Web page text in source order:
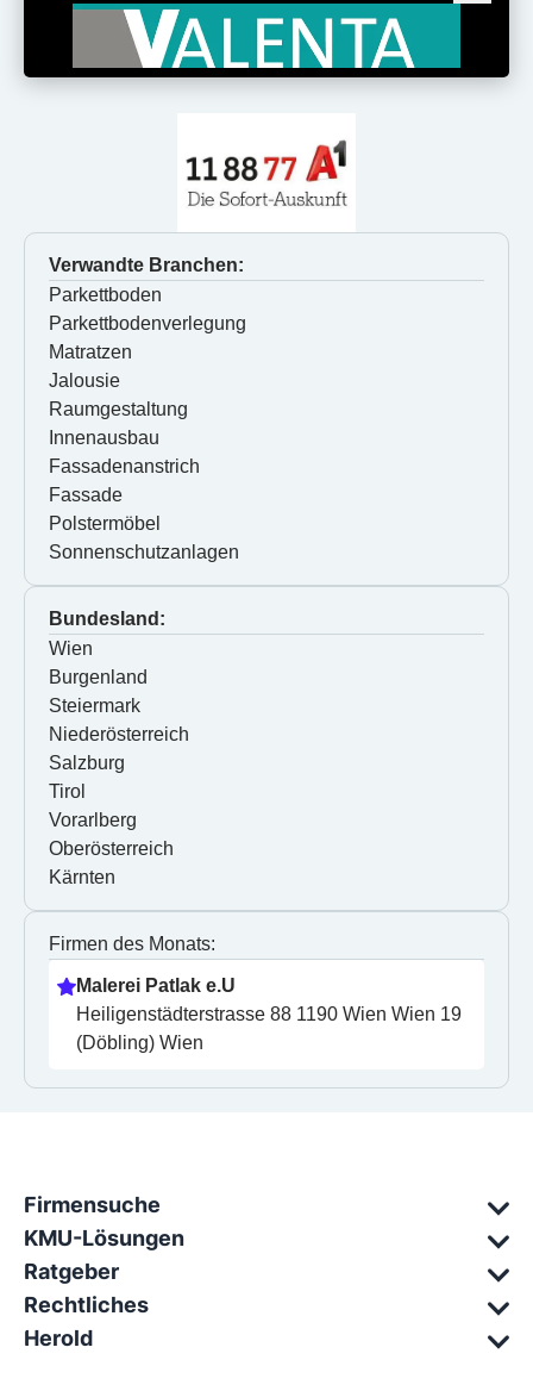
Verwandte Branchen:
Parkettboden
Parkettbodenverlegung
Matratzen
Jalousie
Raumgestaltung
Innenausbau
Fassadenanstrich
Fassade
Polstermöbel
Sonnenschutzanlagen
Bundesland:
Wien
Burgenland
Steiermark
Niederösterreich
Salzburg
Tirol
Vorarlberg
Oberösterreich
Kärnten
Firmen des Monats:
Malerei Patlak e.U
Heiligenstädterstrasse 88 1190 Wien Wien 19
(Döbling) Wien
Firmensuche
KMU-Lösungen
Ratgeber
Rechtliches
Herold